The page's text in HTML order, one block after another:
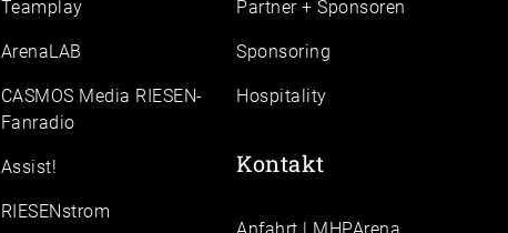
Teamplay
ArenaLAB
CASMOS Media RIESEN-
Fanradio
Assist!
RIESENstrom
Partner + Sponsoren
Sponsoring
Hospitality
Kontakt